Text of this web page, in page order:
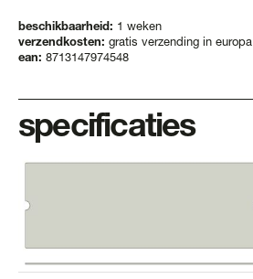
aantal
beschikbaarheid: 1 weken
verzendkosten: gratis verzending in europa
ean: 8713147974548
specificaties